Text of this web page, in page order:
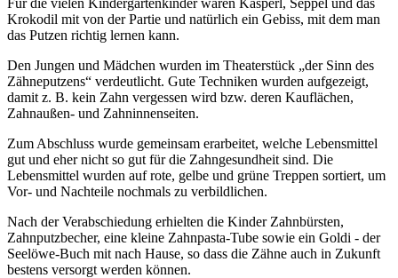
Krokodil mit von der Partie und natürlich ein Gebiss, mit dem man
das Putzen richtig lernen kann.
Den Jungen und Mädchen wurden im Theaterstück „der Sinn des
Zähneputzens“ verdeutlicht. Gute Techniken wurden aufgezeigt,
damit z. B. kein Zahn vergessen wird bzw. deren Kauflächen,
Zahnaußen- und Zahninnenseiten.
Zum Abschluss wurde gemeinsam erarbeitet, welche Lebensmittel
gut und eher nicht so gut für die Zahngesundheit sind. Die
Lebensmittel wurden auf rote, gelbe und grüne Treppen sortiert, um
Vor- und Nachteile nochmals zu verbildlichen.
Nach der Verabschiedung erhielten die Kinder Zahnbürsten,
Zahnputzbecher, eine kleine Zahnpasta-Tube sowie ein Goldi - der
Seelöwe-Buch mit nach Hause, so dass die Zähne auch in Zukunft
bestens versorgt werden können.